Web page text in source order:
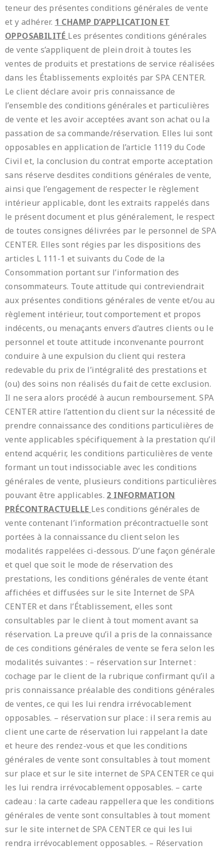
teneur des présentes conditions générales de vente
et y adhérer. 1 CHAMP D’APPLICATION ET
OPPOSABILITÉ Les présentes conditions générales
de vente s’appliquent de plein droit à toutes les
ventes de produits et prestations de service réalisées
dans les Établissements exploités par SPA CENTER.
Le client déclare avoir pris connaissance de
l’ensemble des conditions générales et particulières
de vente et les avoir acceptées avant son achat ou la
passation de sa commande/réservation. Elles lui sont
opposables en application de l’article 1119 du Code
Civil et, la conclusion du contrat emporte acceptation
sans réserve desdites conditions générales de vente,
ainsi que l’engagement de respecter le règlement
intérieur applicable, dont les extraits rappelés dans
le présent document et plus généralement, le respect
de toutes consignes délivrées par le personnel de SPA
CENTER. Elles sont régies par les dispositions des
articles L 111-1 et suivants du Code de la
Consommation portant sur l’information des
consommateurs. Toute attitude qui contreviendrait
aux présentes conditions générales de vente et/ou au
règlement intérieur, tout comportement et propos
indécents, ou menaçants envers d’autres clients ou le
personnel et toute attitude inconvenante pourront
conduire à une expulsion du client qui restera
redevable du prix de l’intégralité des prestations et
(ou) des soins non réalisés du fait de cette exclusion.
Il ne sera alors procédé à aucun remboursement. SPA
CENTER attire l’attention du client sur la nécessité de
prendre connaissance des conditions particulières de
vente applicables spécifiquement à la prestation qu’il
entend acquérir, les conditions particulières de vente
formant un tout indissociable avec les conditions
générales de vente, plusieurs conditions particulières
pouvant être applicables. 2 INFORMATION
PRÉCONTRACTUELLE Les conditions générales de
vente contenant l’information précontractuelle sont
portées à la connaissance du client selon les
modalités rappelées ci-dessous. D’une façon générale
et quel que soit le mode de réservation des
prestations, les conditions générales de vente étant
affichées et diffusées sur le site Internet de SPA
CENTER et dans l’Établissement, elles sont
consultables par le client à tout moment avant sa
réservation. La preuve qu’il a pris de la connaissance
de ces conditions générales de vente se fera selon les
modalités suivantes : – réservation sur Internet :
cochage par le client de la rubrique confirmant qu’il a
pris connaissance préalable des conditions générales
de ventes, ce qui les lui rendra irrévocablement
opposables. – réservation sur place : il sera remis au
client une carte de réservation lui rappelant la date
et heure des rendez-vous et que les conditions
générales de vente sont consultables à tout moment
sur place et sur le site internet de SPA CENTER ce qui
les lui rendra irrévocablement opposables. – carte
cadeau : la carte cadeau rappellera que les conditions
générales de vente sont consultables à tout moment
sur le site internet de SPA CENTER ce qui les lui
rendra irrévocablement opposables. – Réservation